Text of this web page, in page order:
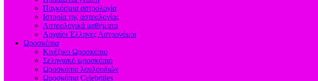
Παγκόσμια αστρολογία
Ιστορία της αστρολογίας
Aστρολογικά μαθήματα
Aρχαίοι Έλληνες Αστρονόμοι
Ωροσκόπια
Κινέζικο Ωροσκόπιο
Σεληνιακό ωροσκόπιο
Ωροσκόπιο λουλουδιών
Ωροσκόπια Celebrities